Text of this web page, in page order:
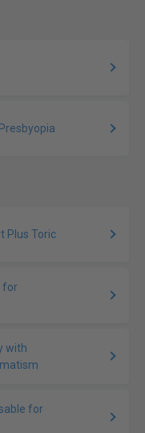
Plus Toric
for
with
for